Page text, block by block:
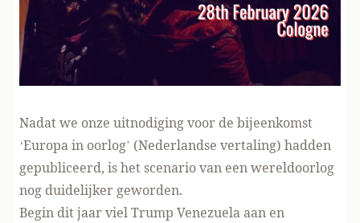
Nadat we onze uitnodiging voor de bijeenkomst
‘Europa in oorlog’ (Nederlandse vertaling) hadden
gepubliceerd, is het scenario van een wereldoorlog
nog duidelijker geworden.
Begin dit jaar viel Trump Venezuela aan en